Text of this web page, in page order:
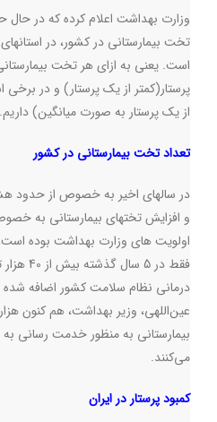
وزارت بهداشت اعلام کرده که در حال
از یک پرستار به صورت میانگین) داریم.
تعداد تخت بیمارستانی در کشور
در سالهای اخیر به خصوص از حدود
و افزایش تختهای بیمارستانی به
اولویت های وزارت بهداشت بوده است،
فقط در 5
درمانی نظام سلامت کشور اضافه شده
بیمارستانی به منظور خدمت رسانی
می‌کنند.
کمبود پرستار در ایران